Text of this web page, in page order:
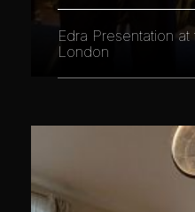
Edra Presentation
London